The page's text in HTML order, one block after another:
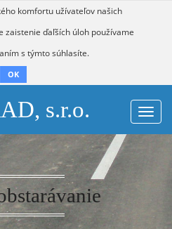
komfortu užívateľov našich
zaistenie ďaľších úloh používame
s týmto súhlasíte.
OK
s.r.o.